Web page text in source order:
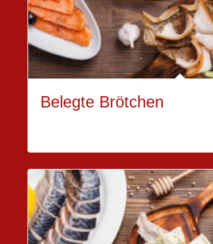
Belegte Brötchen